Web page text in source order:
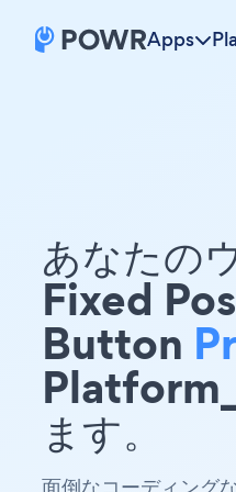
Apps
あなたの
Fixed
Button
ます。
面倒なコーディング